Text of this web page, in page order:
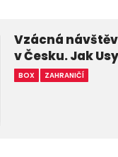
Vzácná
v Česku. Jak
BOX ZAHRANIČÍ